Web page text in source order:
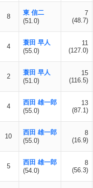
8
東 信二
(51.0)
7
(48.7)
4
蓑田 早人
(55.0)
11
(127.0)
2
蓑田 早人
(51.0)
15
(116.5)
4
西田 雄一郎
(55.0)
13
(87.1)
10
西田 雄一郎
(55.0)
8
(16.9)
5
西田 雄一郎
(54.0)
8
(56.3)